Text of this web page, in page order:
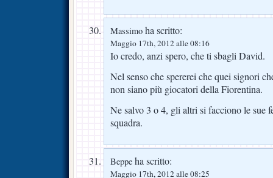
Massimo ha scritto:
Maggio 17th, 2012 alle 08:16
Io credo, anzi spero, che ti sbagli David.
Nel senso che spererei che quei signori
non siano più giocatori della Fiorentina.
Ne salvo 3 o 4, gli altri si facciono le sue
squadra.
Beppe ha scritto:
Maggio 17th, 2012 alle 08:25